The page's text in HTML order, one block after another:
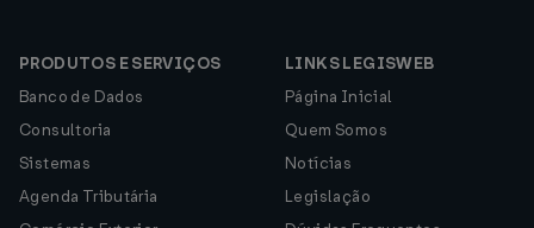
PRODUTOS E SERVIÇOS
Banco de Dados
Consultoria
Sistemas
Agenda Tributária
LINKS LEGISWEB
Página Inicial
Quem Somos
Notícias
Legislação